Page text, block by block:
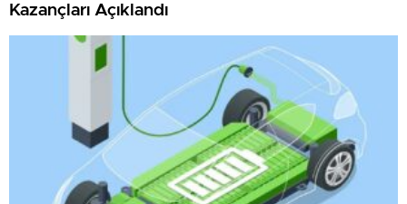
Kazançları Açıklandı